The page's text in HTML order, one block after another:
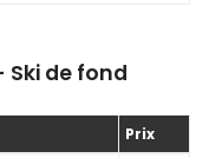
de fond
Prix